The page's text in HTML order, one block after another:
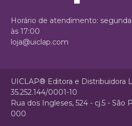
Horário de atendimento:
às 17:00
loja@uiclap.com
UICLAP® Editora e Distribuidora
35.252.144/0001-10
Rua dos Ingleses, 524 - cj.5 - São
000